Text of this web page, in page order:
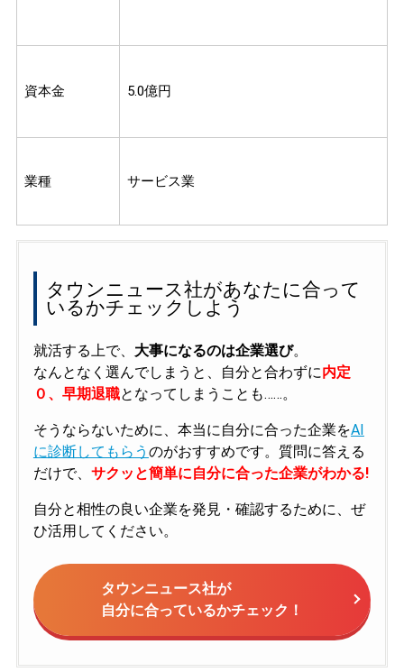
資本金 5.0億円
業種 サービス業
タウンニュース社があなたに合って
いるかチェックしよう
就活する上で、 大事になるのは企業選び。
なんとなく選んでしまうと、自分と合わずに内定
０、早期退職となってしまうことも……。
そうならないために、本当に自分に合った企業をAI
に診断してもらう のがおすすめです。質問に答える
だけで、 サクッと簡単に自分に合った企業がわかる!
自分と相性の良い企業を発見・確認するために、ぜ
ひ活用してください。
タウンニュース社が
自分に合っているかチェック！